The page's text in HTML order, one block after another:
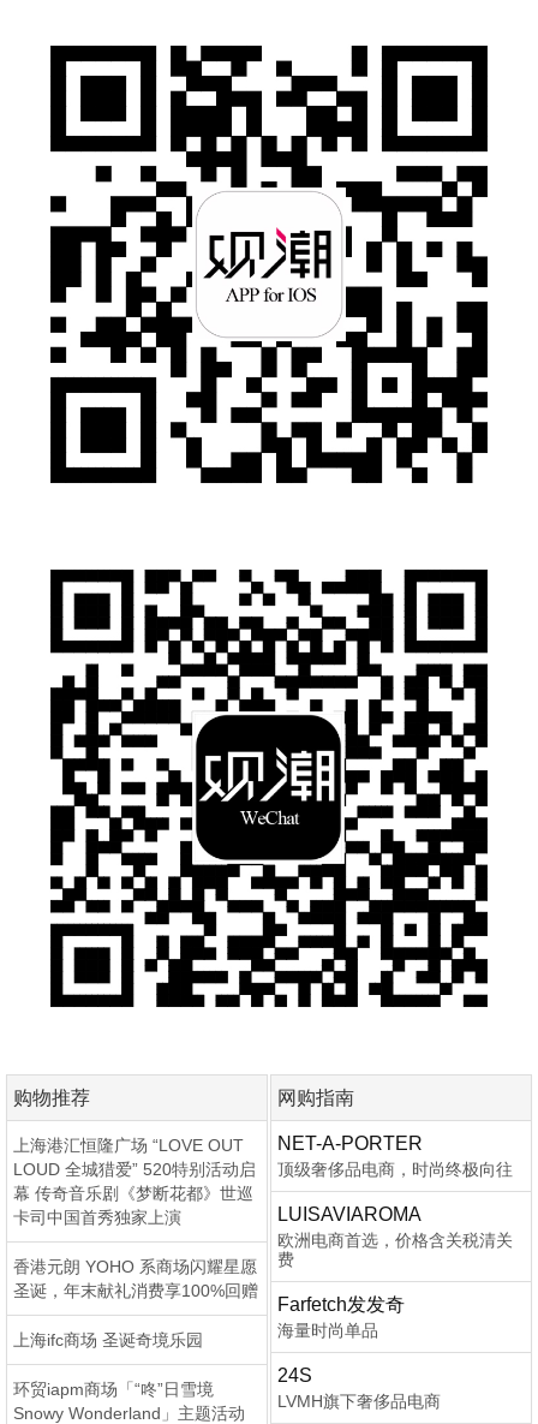
购物推荐
上海港汇恒隆广场 “LOVE OUT
LOUD 全城猎爱” 520特别活动启
幕 传奇音乐剧《梦断花都》世巡
卡司中国首秀独家上演
香港元朗 YOHO 系商场闪耀星愿
圣诞，年末献礼消费享100%回赠
上海ifc商场 圣诞奇境乐园
环贸iapm商场「“咚”日雪境
Snowy Wonderland」主题活动
网购指南
NET-A-PORTER
顶级奢侈品电商，时尚终极向往
LUISAVIAROMA
欧洲电商首选，价格含关税清关
费
Farfetch发发奇
海量时尚单品
24S
LVMH旗下奢侈品电商